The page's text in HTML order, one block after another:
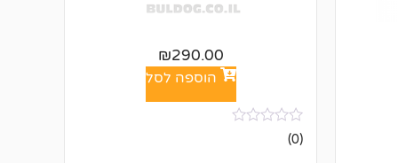
₪290.00
הוספה לסל
אין
ביקורות
(0)